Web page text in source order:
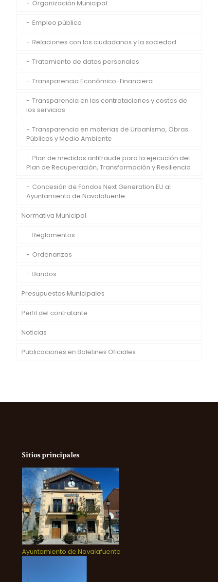
Organización Municipal
Empleo público
Relaciones con los ciudadanos y la sociedad
Tratamiento de datos personales
Transparencia Económico-Financiera
Transparencia en las contrataciones y costes de
los servicios
Transparencia en materias de Urbanismo, Obras
Públicas y Medio Ambiente
Plan de medidas antifraude para la ejecución del
Plan de Recuperación, Transformación y Resiliencia
Concesión de Fondos Next Generation EU al
Ayuntamiento de Navalafuente
Normativa Municipal
Reglamentos
Ordenanzas
Bandos
Presupuestos Municipales
Perfil del contratante
Noticias
Publicaciones en Boletines Oficiales
Sitios principales
Ayuntamiento de Navalafuente